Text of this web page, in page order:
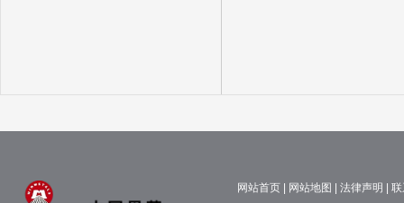
网站首页 网站地图 法律声明